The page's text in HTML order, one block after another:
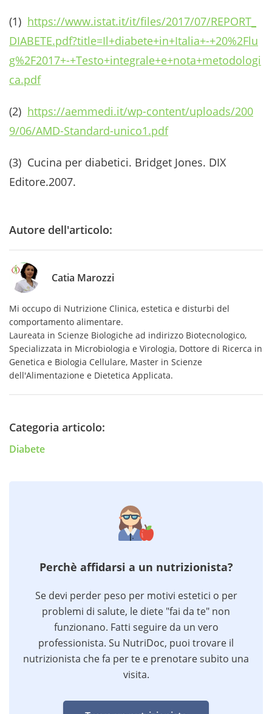
(1) https://www.istat.it/it/files/2017/07/REPORT_
DIABETE.pdf?title=Il+diabete+in+Italia+-+20%2Flu
g%2F2017+-+Testo+integrale+e+nota+metodologi
ca.pdf
(2) https://aemmedi.it/wp-content/uploads/200
9/06/AMD-Standard-unico1.pdf
(3) Cucina per diabetici. Bridget Jones. DIX
Editore.2007.
Autore dell'articolo:
Catia Marozzi
Mi occupo di Nutrizione Clinica, estetica e disturbi del
comportamento alimentare.
Laureata in Scienze Biologiche ad indirizzo Biotecnologico,
Specializzata in Microbiologia e Virologia, Dottore di Ricerca in
Genetica e Biologia Cellulare, Master in Scienze
dell'Alimentazione e Dietetica Applicata.
Categoria articolo:
Diabete
Perchè affidarsi a un nutrizionista?
Se devi perder peso per motivi estetici o per
problemi di salute, le diete "fai da te" non
funzionano. Fatti seguire da un vero
professionista. Su NutriDoc, puoi trovare il
nutrizionista che fa per te e prenotare subito una
visita.